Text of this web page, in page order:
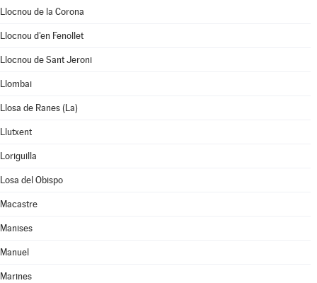
Llocnou de la Corona
Llocnou d'en Fenollet
Llocnou de Sant Jeroni
Llombai
Llosa de Ranes (La)
Llutxent
Loriguilla
Losa del Obispo
Macastre
Manises
Manuel
Marines